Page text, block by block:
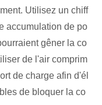
Utilisez un chiff
accumulation de po
gêner la co
de l'air comprim
de charge afin d'él
de bloquer la co